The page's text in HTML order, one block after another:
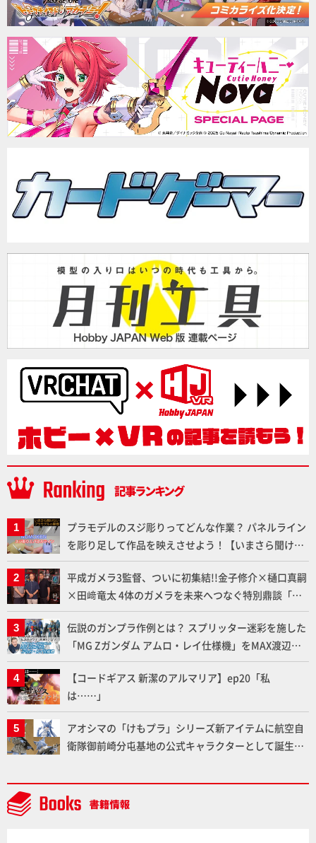
プラモデルのスジ彫りってどんな作業？ パネルライン
を彫り足して作品を映えさせよう！【いまさら聞けな
いプラモデルの基礎：スジ彫りとパネルライン】
平成ガメラ3監督、ついに初集結!!金子修介×樋口真嗣
×田﨑竜太 4体のガメラを未来へつなぐ特別鼎談「ガ
メラ永久保存化プロジェクト FINAL」
伝説のガンプラ作例とは？ スプリッター迷彩を施した
「MG Zガンダム アムロ・レイ仕様機」をMAX渡辺が
ふたたび塗る!!【試し読み】
【コードギアス 新潔のアルマリア】ep20「私
は……」
アオシマの「けもプラ」シリーズ新アイテムに航空自
衛隊御前崎分屯基地の公式キャラクターとして誕生し
通常版の2ラインで発売！